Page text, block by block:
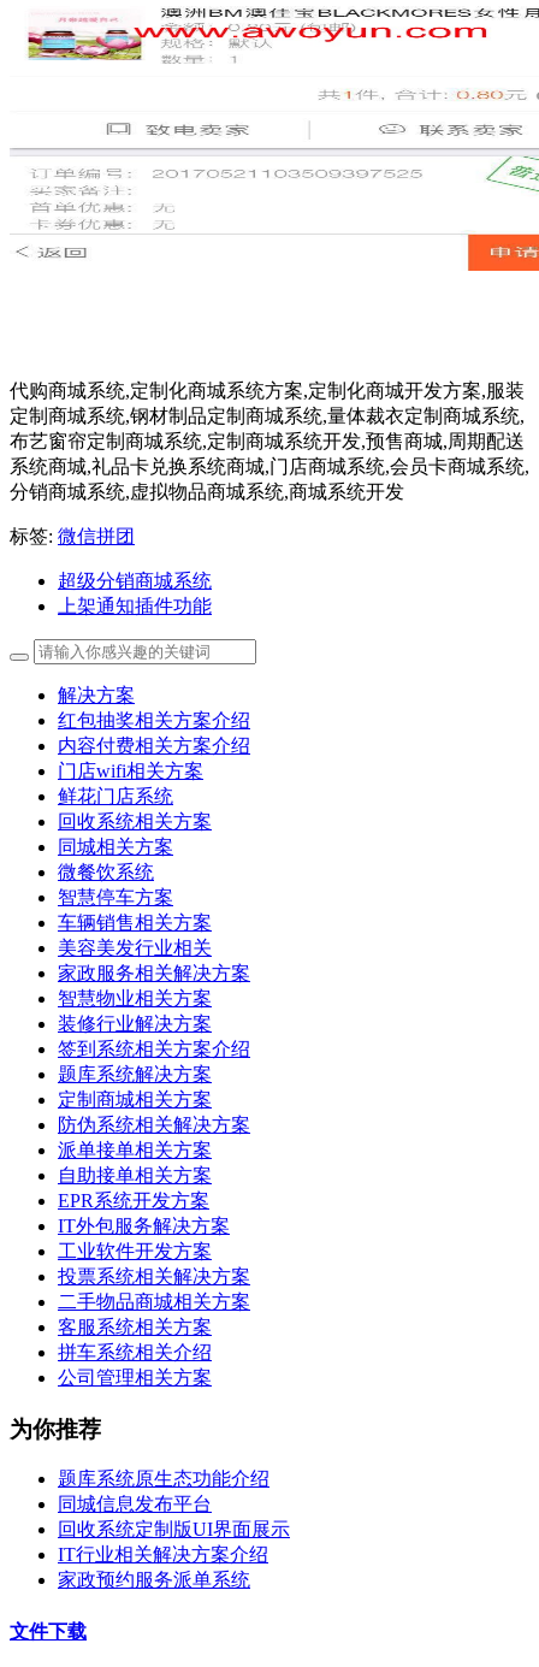
代购商城系统,定制化商城系统方案,定制化商城开发方案,服装
定制商城系统,钢材制品定制商城系统,量体裁衣定制商城系统,
布艺窗帘定制商城系统,定制商城系统开发,预售商城,周期配送
系统商城,礼品卡兑换系统商城,门店商城系统,会员卡商城系统,
分销商城系统,虚拟物品商城系统,商城系统开发
标签: 微信拼团
超级分销商城系统
上架通知插件功能
解决方案
红包抽奖相关方案介绍
内容付费相关方案介绍
门店wifi相关方案
鲜花门店系统
回收系统相关方案
同城相关方案
微餐饮系统
智慧停车方案
车辆销售相关方案
美容美发行业相关
家政服务相关解决方案
智慧物业相关方案
装修行业解决方案
签到系统相关方案介绍
题库系统解决方案
定制商城相关方案
防伪系统相关解决方案
派单接单相关方案
自助接单相关方案
EPR系统开发方案
IT外包服务解决方案
工业软件开发方案
投票系统相关解决方案
二手物品商城相关方案
客服系统相关方案
拼车系统相关介绍
公司管理相关方案
为你推荐
题库系统原生态功能介绍
同城信息发布平台
回收系统定制版UI界面展示
IT行业相关解决方案介绍
家政预约服务派单系统
文件下载